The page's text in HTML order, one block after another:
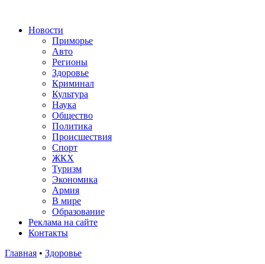
Новости
Приморье
Авто
Регионы
Здоровье
Криминал
Культура
Наука
Общество
Политика
Происшествия
Спорт
ЖКХ
Туризм
Экономика
Армия
В мире
Образование
Реклама на сайте
Контакты
Главная • Здоровье